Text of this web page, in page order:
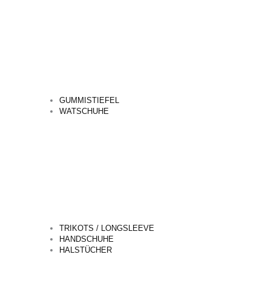
GUMMISTIEFEL
WATSCHUHE
TRIKOTS / LONGSLEEVE
HANDSCHUHE
HALSTÜCHER